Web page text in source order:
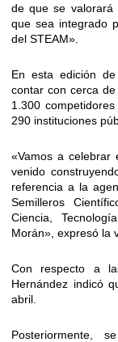
de que se valorará
que sea integrado
del STEAM».
En esta edición
contar con cerca
1.300
290 instituciones
«Vamos a celebrar
venido
referencia a la
Semilleros
Ciencia,
Morán», expresó la
Con respecto a
Hernández indicó
abril.
Posteriormente,